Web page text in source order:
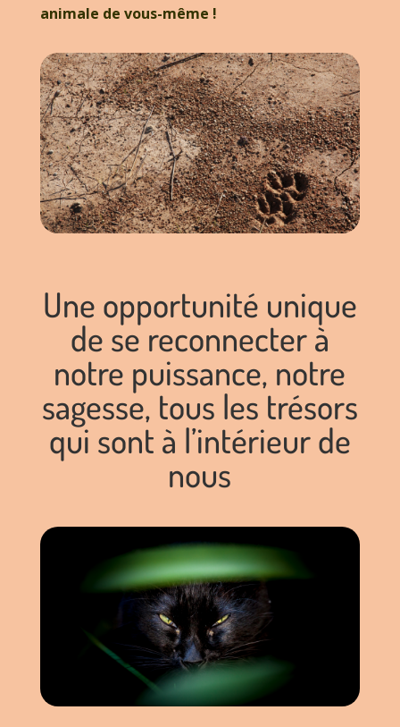
animale de vous-même !
Une opportunité unique
de se reconnecter à
notre puissance, notre
sagesse, tous les trésors
qui sont à l’intérieur de
nous